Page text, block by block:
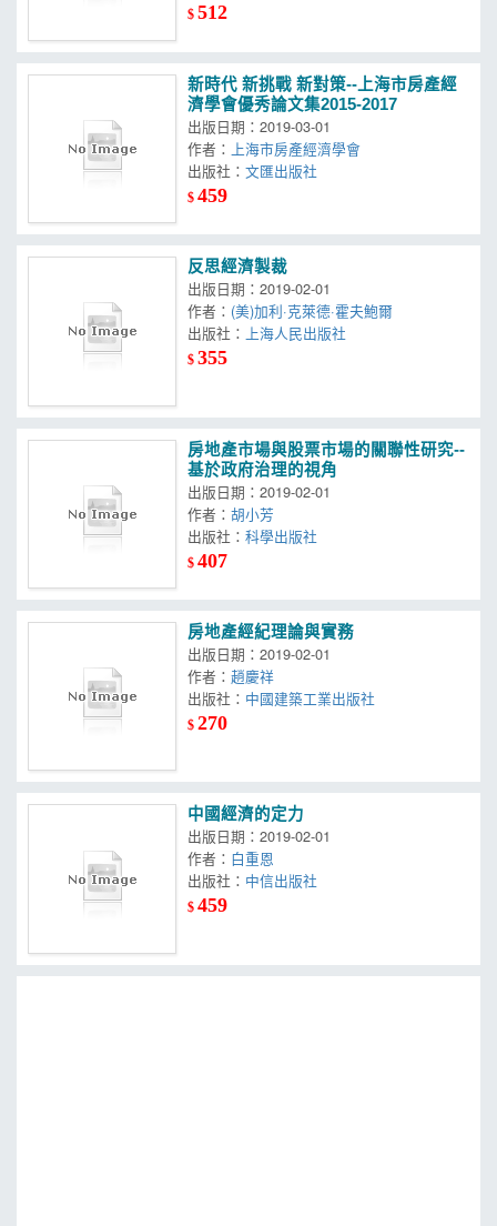
$512
新時代 新挑戰 新對策--上海市房產經
濟學會優秀論文集2015-2017
出版日期：2019-03-01
作者： 上海市房產經濟學會
出版社：文匯出版社
$459
反思經濟製裁
出版日期：2019-02-01
作者： (美)加利·克萊德·霍夫鮑爾
出版社： 上海人民出版社
$355
房地產市場與股票市場的關聯性研究--
基於政府治理的視角
出版日期：2019-02-01
作者：胡小芳
出版社：科學出版社
$407
房地產經紀理論與實務
出版日期：2019-02-01
作者：趙慶祥
出版社： 中國建築工業出版社
$270
中國經濟的定力
出版日期：2019-02-01
作者： 白重恩
出版社： 中信出版社
$459